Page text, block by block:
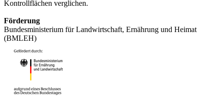
Kontrollflächen verglichen.
Förderung
Bundesministerium für Landwirtschaft, Ernährung und Heimat
(BMLEH)